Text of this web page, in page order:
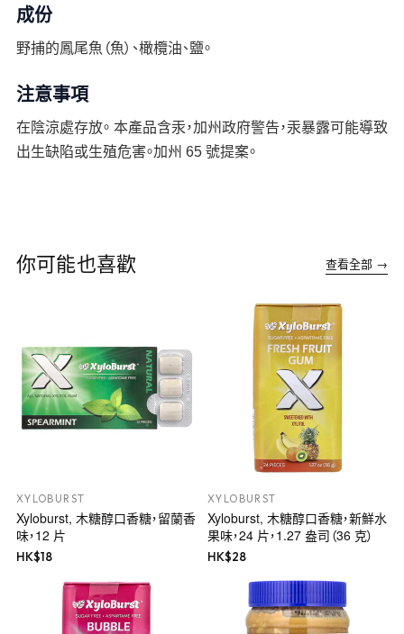
成份
野捕的鳳尾魚（魚）、橄欖油、鹽。
注意事項
在陰涼處存放。 本產品含汞，加州政府警告，汞暴露可能導致
出生缺陷或生殖危害。加州 65 號提案。
你可能也喜歡 查看全部 →
XYLOBURST
Xyloburst, 木糖醇口香糖，留蘭香
味，12 片
HK$18
XYLOBURST
Xyloburst, 木糖醇口香糖，新鮮水
果味，24 片，1.27 盎司（36 克）
HK$28